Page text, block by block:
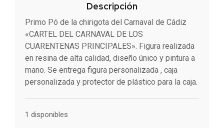
Descripción
Primo Pó de la chirigota del Carnaval de Cádiz
«CARTEL DEL CARNAVAL DE LOS
CUARENTENAS PRINCIPALES». Figura realizada
en resina de alta calidad, diseño único y pintura a
mano. Se entrega figura personalizada , caja
personalizada y protector de plástico para la caja.
1 disponibles